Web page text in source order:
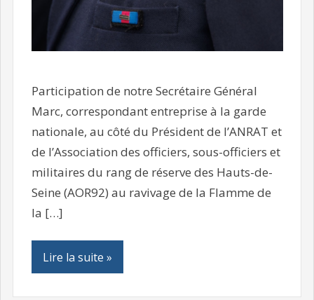
Participation de notre Secrétaire Général
Marc, correspondant entreprise à la garde
nationale, au côté du Président de l’ANRAT et
de l’Association des officiers, sous-officiers et
militaires du rang de réserve des Hauts-de-
Seine (AOR92) au ravivage de la Flamme de
la […]
Lire la suite »